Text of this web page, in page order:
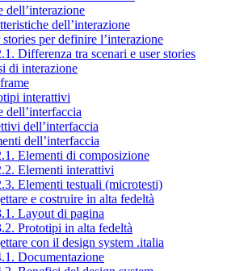
dell’interazione
dell’interazione
per definire l’interazione
Differenza tra scenari e user stories
di interazione
interattivi
dell’interfaccia
dell’interfaccia
dell’interfaccia
Elementi di composizione
Elementi interattivi
Elementi testuali (microtesti)
e costruire in alta fedeltà
Layout di pagina
Prototipi in alta fedeltà
con il design system .italia
Documentazione